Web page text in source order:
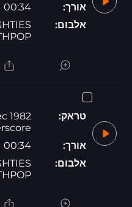
אורך:
00:34
אלבום:
טראק:
אורך:
00:34
אלבום: